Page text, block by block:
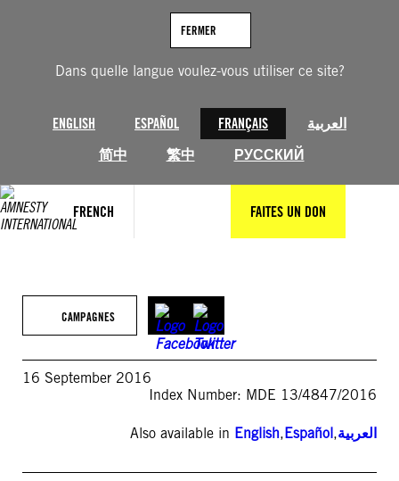
Dans quelle langue voulez-vous utiliser ce site?
ENGLISH ESPAÑOL FRANÇAIS
العربية
简中
繁中 РУССКИЙ
FERMER
FRENCH FAITES UN DON
CAMPAGNES
16 September 2016
Index Number: MDE 13/4847/2016
Also available in English,Español,العربية